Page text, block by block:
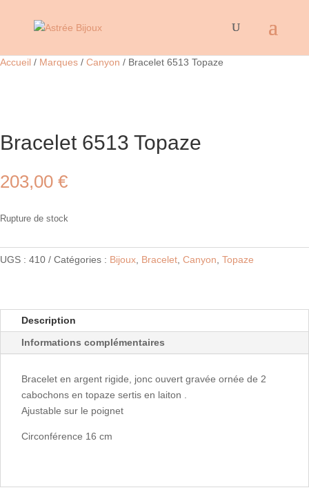
Accueil / Marques / Canyon / Bracelet 6513 Topaze
Bracelet 6513 Topaze
203,00 €
Rupture de stock
UGS : 410 Catégories : Bijoux Bracelet Canyon Topaze
Description
Informations complémentaires
Bracelet en argent rigide, jonc ouvert gravée ornée de 2
cabochons en topaze sertis en laiton .
Ajustable sur le poignet
Circonférence 16 cm